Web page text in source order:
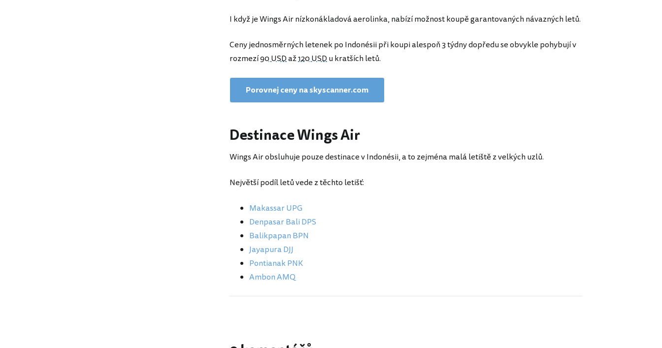
I když je Wings Air nízkonákladová aerolinka, nabízí možnost koupě garantovaných návazných letů.
Ceny jednosměrných letenek po Indonésii při koupi alespoň 3 týdny dopředu se obvykle pohybují v
rozmezí90 USDaž120 USDu kratších letů.
Porovnej ceny na skyscanner.com
Destinace Wings Air
Wings Air obsluhuje pouze destinace v Indonésii, a to zejména malá letiště z velkých uzlů.
Největší podíl letů vede z těchto letišť:
Makassar UPG
Denpasar Bali DPS
Balikpapan BPN
Jayapura DJJ
Pontianak PNK
Ambon AMQ